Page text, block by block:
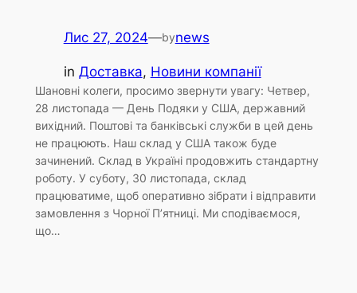
Лис 27, 2024—bynews
in Доставка, Новини компанії
Шановні колеги, просимо звернути увагу: Четвер,
28 листопада — День Подяки у США, державний
вихідний. Поштові та банківські служби в цей день
не працюють. Наш склад у США також буде
зачинений. Склад в Україні продовжить стандартну
роботу. У суботу, 30 листопада, склад
працюватиме, щоб оперативно зібрати і відправити
замовлення з Чорної П’ятниці. Ми сподіваємося,
що…